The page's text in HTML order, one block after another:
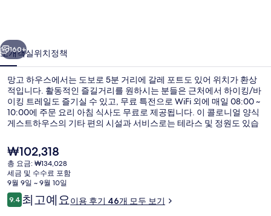
진
갤
러
리
다음
160+
소개객실위치정책
망고 하우스에서는 도보로 5분 거리에 갈레 포트도 있어 위치가 환상
적입니다. 활동적인 즐길거리를 원하시는 분들은 근처에서 하이킹/바
이킹 트레일도 즐기실 수 있고, 무료 특전으로 WiFi 외에 매일 08:00 ~
10:00에 주문 요리 아침 식사도 무료로 제공됩니다. 이 콜로니얼 양식
게스트하우스의 기타 편의 시설과 서비스로는 테라스 및 정원도 있습
현
재
가
격
은
₩102,318
₩102,318
총 요금: ₩134,028
세금 및 수수료 포함
9월 9일 ~ 9월 10일
이
용
9.410점 만점 중 9.4점.
최고예요이용 후기 46개 모두 보기